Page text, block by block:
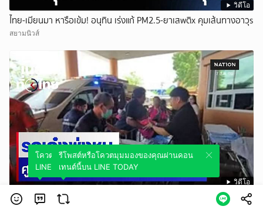
วิดีโอ
ไทย-เมียนมา หารือเข้ม! อนุทิน เร่งแก้ PM2.5-ยาเสwติx คุมเส้นทางอาวุs
สยามนิวส์
วิดีโอ
รถเก๋งพุ่งชนศูนย์พัฒนาเด็กเล็ก เด็กเจ็บ 14 ราย | เนชั่นทั่วไทย
โควตมุมมองของคุณผ่านคอนเทนต์นี้บน
LINE TODAY
รีโพสต์หรือโควตมุมมองของคุณผ่านคอน
เทนต์นี้บน LINE TODAY